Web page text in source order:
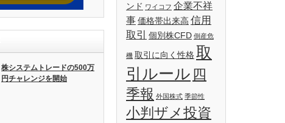
株システムトレードの500万
円チャレンジを開始
ンド ワイコフ 企業不祥
事 価格帯出来高 信用
取引
個別株CFD 倒産危
機 取引に向く性格 取
引ルール 四
季報 外国株式 季節性
小判ザメ投資